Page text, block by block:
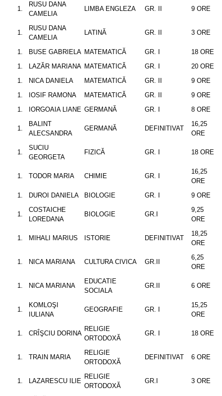
RUSU DANA
CAMELIA
LIMBA ENGLEZA GR. II 9 ORE
RUSU DANA
CAMELIA
LATINĂ GR. II 3 ORE
BUSE GABRIELA MATEMATICĂ GR. I
18 ORE
LAZĂR MARIANA MATEMATICĂ GR. I
20 ORE
NICA DANIELA
MATEMATICĂ GR. II
9 ORE
IOSIF RAMONA
MATEMATICĂ GR. II
9 ORE
IORGOAIA LIANE GERMANĂ GR. I
8 ORE
BALINT
ALECSANDRA
GERMANĂ DEFINITIVAT
16,25
ORE
SUCIU
GEORGETA
FIZICĂ GR. I 18 ORE
TODOR MARIA CHIMIE GR. I
16,25
ORE
DUROI DANIELA
BIOLOGIE GR. I
9 ORE
COSTAICHE
LOREDANA
BIOLOGIE GR.I
9,25
ORE
MIHALI MARIUS ISTORIE DEFINITIVAT
18,25
ORE
NICA MARIANA CULTURA CIVICA GR.II
6,25
ORE
NICA MARIANA
EDUCATIE
SOCIALA
GR.II 6 ORE
KOMLOŞI
IULIANA
GEOGRAFIE GR. I
15,25
ORE
CRÎŞCIU DORINA
RELIGIE
ORTODOXĂ
GR. I 18 ORE
TRAIN MARIA
RELIGIE
ORTODOXĂ
DEFINITIVAT 6 ORE
LAZARESCU ILIE
RELIGIE
ORTODOXĂ
GR.I 3 ORE